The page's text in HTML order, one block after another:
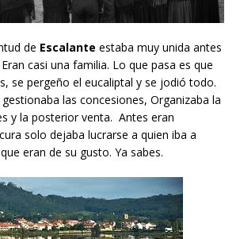
de Escalante estaba muy unida antes
casi una familia. Lo que pasa es que
se pergeño el eucaliptal y se jodió todo.
las concesiones, Organizaba la
y la posterior venta. Antes eran
solo dejaba lucrarse a quien iba a
eran de su gusto. Ya sabes.